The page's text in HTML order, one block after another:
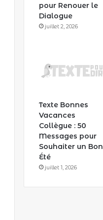
pour Renouer le
Dialogue
juillet 2, 2026
Texte Bonnes
Vacances
Collègue : 50
Messages pour
Souhaiter un Bon
Été
juillet 1, 2026